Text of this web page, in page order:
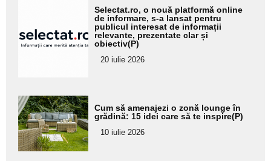
pentru
subtitlu
Selectat.ro, o nouă platformă online
de informare, s-a lansat pentru
publicul interesat de informații
relevante, prezentate clar și
obiectiv(P)
20 iulie 2026
Adaugă
aici textul
pentru
subtitlu
Cum să amenajezi o zonă lounge în
grădină: 15 idei care să te inspire(P)
10 iulie 2026